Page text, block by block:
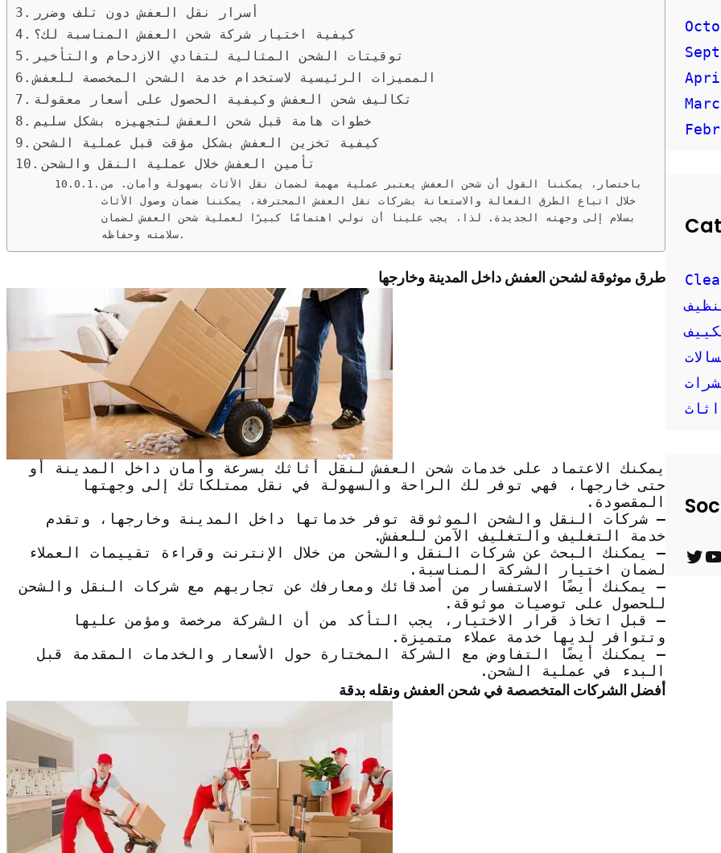
أسرار نقل العفش دون تلف وضرر
كيفية اختيار شركة شحن العفش المناسبة لك؟
توقيتات الشحن المثالية لتفادي الازدحام والتأخير
المميزات الرئيسية لاستخدام خدمة الشحن المخصصة للعفش
تكاليف شحن العفش وكيفية الحصول على أسعار معقولة
خطوات هامة قبل شحن العفش لتجهيزه بشكل سليم
كيفية تخزين العفش بشكل مؤقت قبل عملية الشحن
تأمين العفش خلال عملية النقل والشحن
باختصار، يمكننا القول أن شحن العفش يعتبر عملية مهمة لضمان نقل الأثاث بسهولة وأمان. من
خلال اتباع الطرق الفعالة والاستعانة بشركات نقل العفش المحترفة، يمكننا ضمان وصول الأثاث
بسلام إلى وجهته الجديدة. لذا، يجب علينا أن نولي اهتمامًا كبيرًا لعملية شحن العفش لضمان
سلامته وحفاظه.
طرق موثوقة لشحن العفش داخل المدينة وخارجها
يمكنك الاعتماد على خدمات شحن العفش لنقل أثاثك بسرعة وأمان داخل المدينة أو
حتى خارجها، فهي توفر لك الراحة والسهولة في نقل ممتلكاتك إلى وجهتها
المقصودة.
– شركات النقل والشحن الموثوقة توفر خدماتها داخل المدينة وخارجها، وتقدم
خدمة التغليف والتغليف الآمن للعفش.
– يمكنك البحث عن شركات النقل والشحن من خلال الإنترنت وقراءة تقييمات العملاء
لضمان اختيار الشركة المناسبة.
– يمكنك أيضًا الاستفسار من أصدقائك ومعارفك عن تجاربهم مع شركات النقل والشحن
للحصول على توصيات موثوقة.
– قبل اتخاذ قرار الاختيار، يجب التأكد من أن الشركة مرخصة ومؤمن عليها
وتتوافر لديها خدمة عملاء متميزة.
– يمكنك أيضًا التفاوض مع الشركة المختارة حول الأسعار والخدمات المقدمة قبل
البدء في عملية الشحن.
أفضل الشركات المتخصصة في شحن العفش ونقله بدقة
T Y